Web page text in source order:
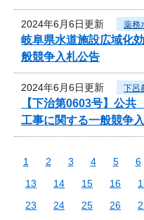
2024年6月6日更新 薬務
岐阜県水道施設広域化
般競争入札公告
2024年6月6日更新 下呂
【下治第0603号】公
工事に関する一般競争
1 2 3 4 5 6
13
14 15 16
23
24 25 26